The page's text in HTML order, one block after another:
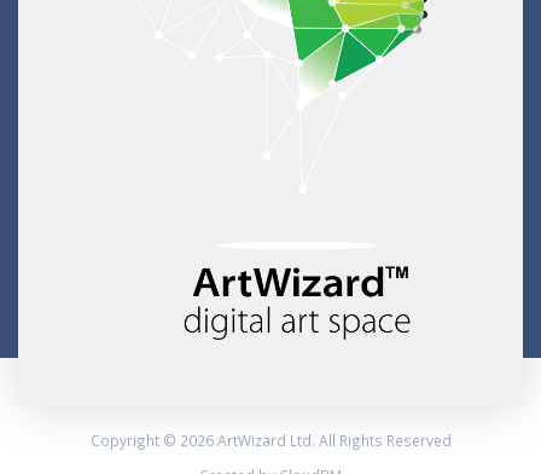
Copyright © 2026 ArtWizard Ltd. All Rights Reserved